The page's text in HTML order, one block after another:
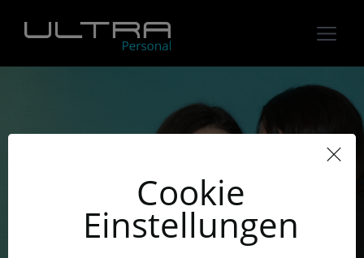
News
Ultra heiße Neuigkeiten
Cookie
Einstellungen